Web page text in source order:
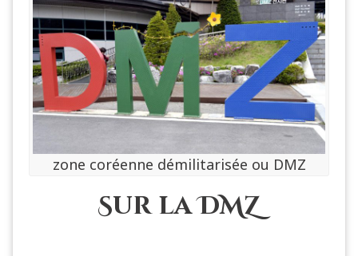
zone coréenne démilitarisée ou DMZ
Sur la DMZ